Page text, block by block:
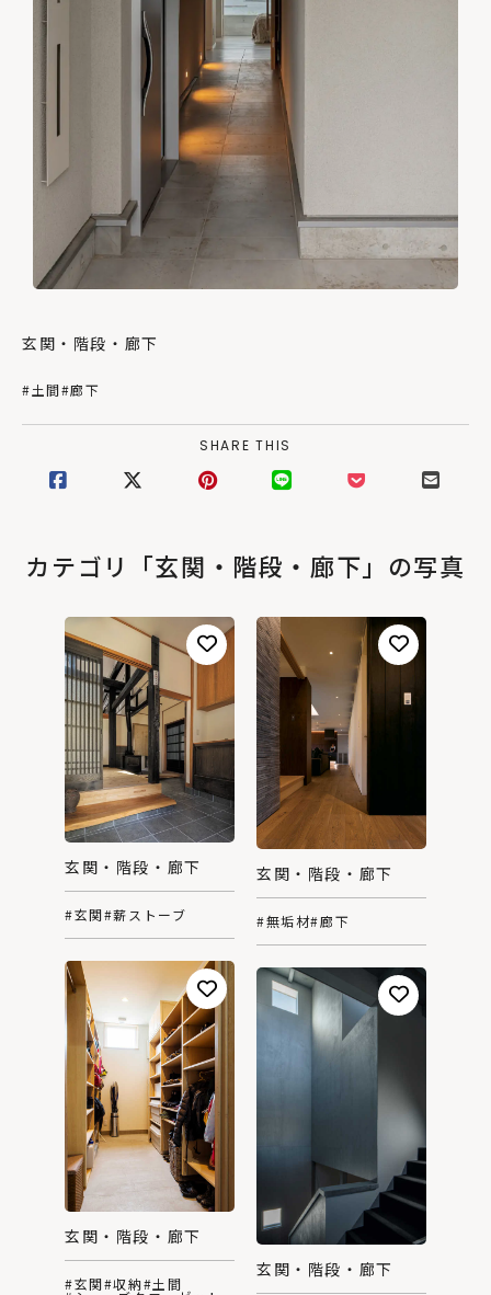
玄関・階段・廊下
#土間#廊下
SHARE THIS
カテゴリ「玄関・階段・廊下」の写真
玄関・階段・廊下
#玄関#薪ストーブ
玄関・階段・廊下
#無垢材#廊下
玄関・階段・廊下
#玄関#収納#土間
玄関・階段・廊下